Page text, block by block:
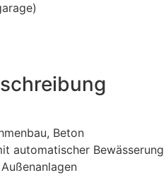
Beton
automatischer Bewässerung